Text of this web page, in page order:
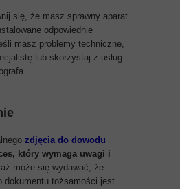
się, że masz sprawny aparat
odpowiednie
masz problemy techniczne,
lub skorzystaj z usług
zdjęcia do dowodu
który wymaga uwagi i
może się wydawać, że
dokumentu tożsamości jest